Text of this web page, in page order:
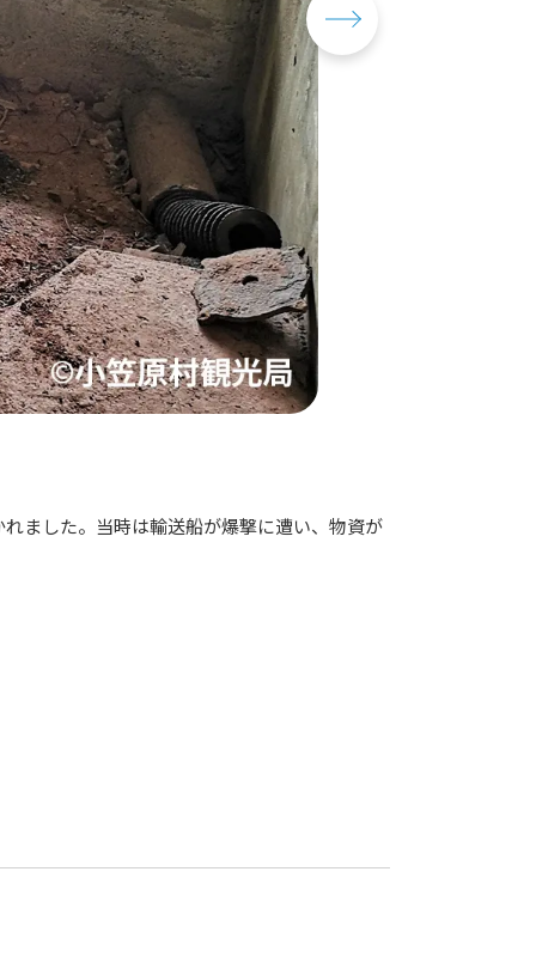
ました。当時は輸送船が爆撃に遭い、物資が